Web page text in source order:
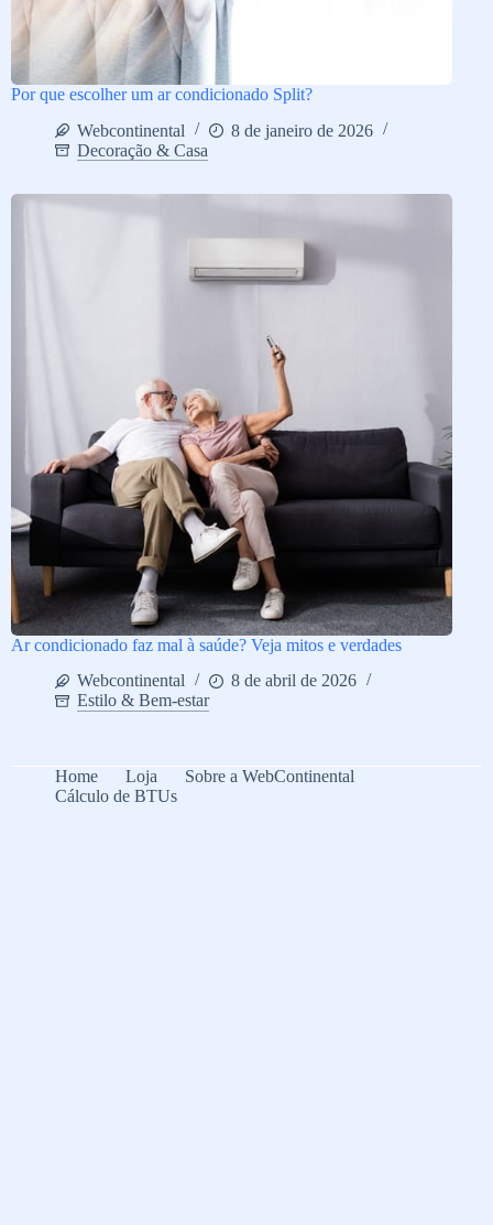
Por que escolher um ar condicionado Split?
Webcontinental
8 de janeiro de 2026
Decoração & Casa
Ar condicionado faz mal à saúde? Veja mitos e verdades
Webcontinental
8 de abril de 2026
Estilo & Bem-estar
Home Loja
Sobre a WebContinental
Cálculo de BTUs